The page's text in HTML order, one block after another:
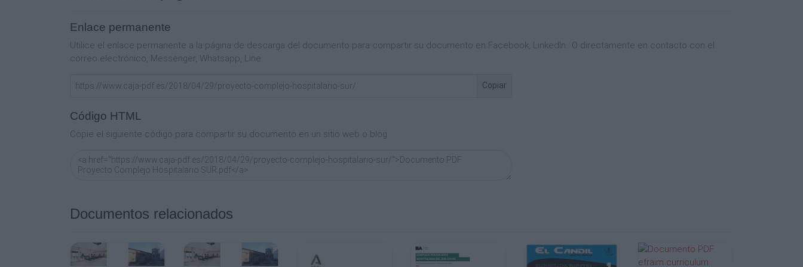
Relevamiento 2017
10
implantación general
11
Proyecto anterior (AFS)
12
Implantación
13
Internación
Guardia
Enlace permanente
Utilice el enlace permanente a la página de descarga del documento para compartir su documento en Facebook, LinkedIn.. O directamente en contacto con el
correo electrónico, Messenger, Whatsapp, Line..
Copiar
Código HTML
Copie el siguiente código para compartir su documento en un sitio web o blog:
Documentos relacionados